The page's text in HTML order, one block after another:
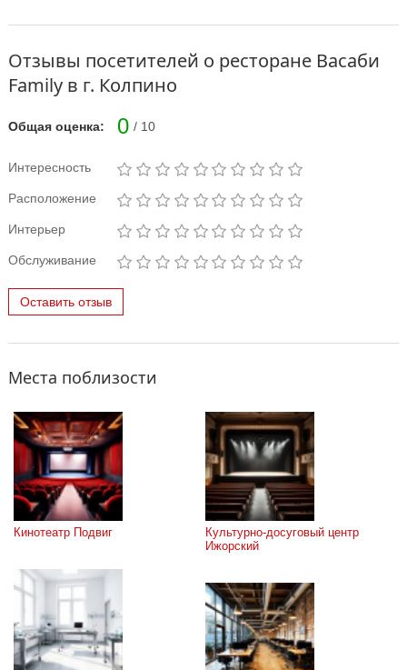
Отзывы посетителей о ресторане Васаби
Family в г. Колпино
Общая оценка: 0 / 10
Интересность
Расположение
Интерьер
Обслуживание
Оставить отзыв
Места поблизости
Кинотеатр Подвиг
Культурно-досуговый центр
Ижорский